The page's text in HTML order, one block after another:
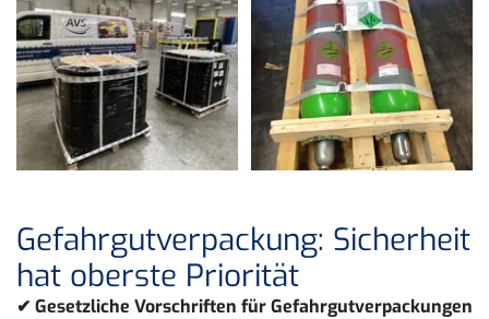
Gefahrgutverpackung: Sicherheit
hat oberste Priorität
✔ Gesetzliche Vorschriften für Gefahrgutverpackungen